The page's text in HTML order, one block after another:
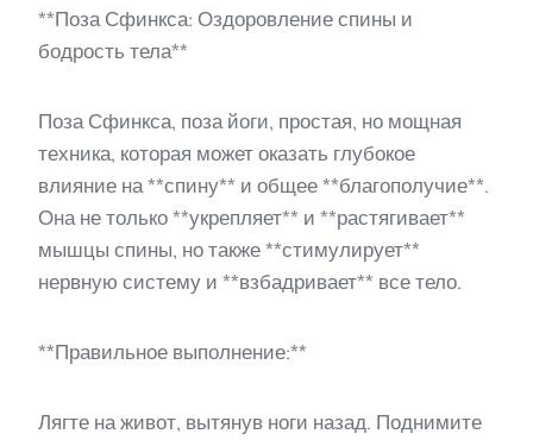
**Поза Сфинкса: Оздоровление спины и
бодрость тела**
Поза Сфинкса, поза йоги, простая, но мощная
техника, которая может оказать глубокое
влияние на **спину** и общее **благополучие**.
Она не только **укрепляет** и **растягивает**
мышцы спины, но также **стимулирует**
нервную систему и **взбадривает** все тело.
**Правильное выполнение:**
Лягте на живот, вытянув ноги назад. Поднимите